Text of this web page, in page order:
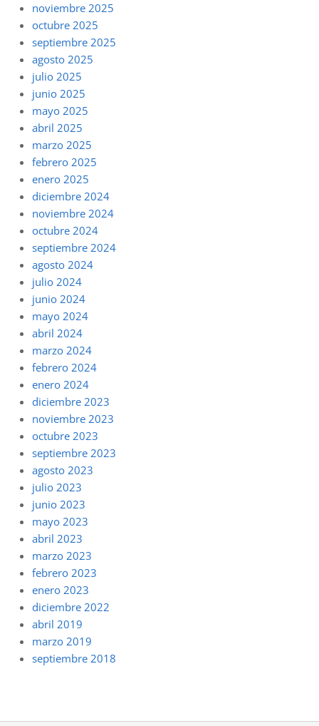
noviembre 2025
octubre 2025
septiembre 2025
agosto 2025
julio 2025
junio 2025
mayo 2025
abril 2025
marzo 2025
febrero 2025
enero 2025
diciembre 2024
noviembre 2024
octubre 2024
septiembre 2024
agosto 2024
julio 2024
junio 2024
mayo 2024
abril 2024
marzo 2024
febrero 2024
enero 2024
diciembre 2023
noviembre 2023
octubre 2023
septiembre 2023
agosto 2023
julio 2023
junio 2023
mayo 2023
abril 2023
marzo 2023
febrero 2023
enero 2023
diciembre 2022
abril 2019
marzo 2019
septiembre 2018